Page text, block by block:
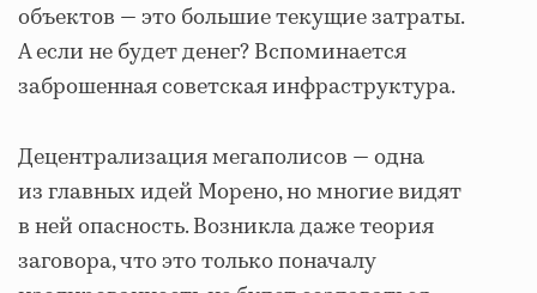
объектов — это большие текущие затраты.
А если не будет денег? Вспоминается
заброшенная советская инфраструктура.
Децентрализация мегаполисов — одна
из главных идей Морено, но многие видят
в ней опасность. Возникла даже теория
заговора, что это только поначалу